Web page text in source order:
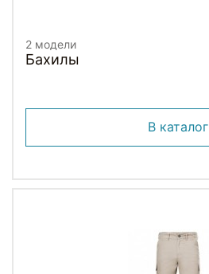
2 модели
Бахилы
В каталог